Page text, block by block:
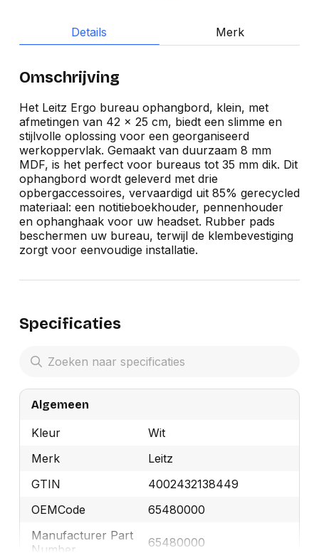
Details Merk
Omschrijving
Het Leitz Ergo bureau ophangbord, klein, met
afmetingen van 42 x 25 cm, biedt een slimme en
stijlvolle oplossing voor een georganiseerd
werkoppervlak. Gemaakt van duurzaam 8 mm
MDF, is het perfect voor bureaus tot 35 mm dik. Dit
ophangbord wordt geleverd met drie
opbergaccessoires, vervaardigd uit 85% gerecycled
materiaal: een notitieboekhouder, pennenhouder
en ophanghaak voor uw headset. Rubber pads
beschermen uw bureau, terwijl de klembevestiging
zorgt voor eenvoudige installatie.
Specificaties
Algemeen
Kleur
Wit
Merk
Leitz
GTIN
4002432138449
OEMCode
65480000
Manufacturer Part
Number
65480000